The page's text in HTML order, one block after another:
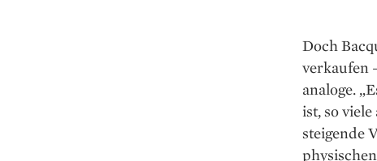
Doch
verkaufen
analoge.
ist, so
steigende